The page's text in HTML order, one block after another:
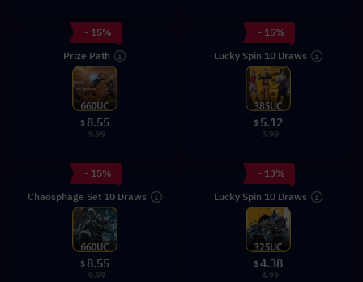
- 15%
Prize Path
$ 8.55
9.99
- 15%
Lucky Spin 10 Draws
$ 5.12
5.99
- 15%
Chaosphage Set 10 Draws
$ 8.55
9.99
- 13%
Lucky Spin 10 Draws
$4.38
4.99